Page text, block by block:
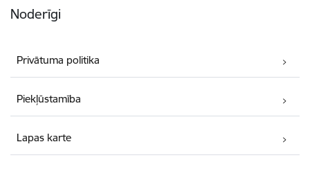
Noderīgi
Privātuma politika
Piekļūstamība
Lapas karte